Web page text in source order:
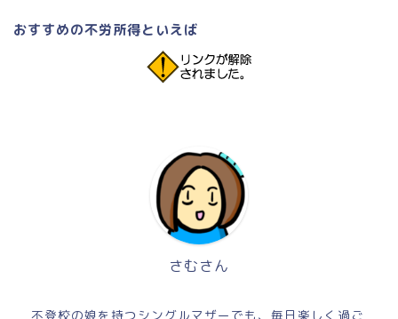
おすすめの不労所得といえば
さむさん
不登校の娘を持つシングルマザーでも、毎日楽しく過ご